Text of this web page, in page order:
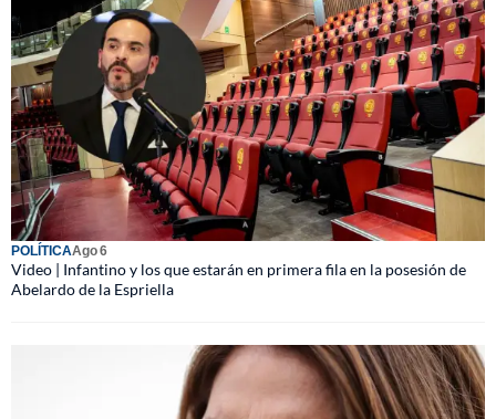
POLÍTICAAgo 6
Video | Infantino y los que estarán en primera fila en la posesión de
Abelardo de la Espriella